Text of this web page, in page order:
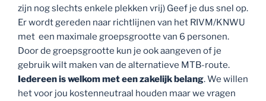
zijn nog slechts enkele plekken vrij) Geef je dus snel op.
Er wordt gereden naar richtlijnen van het RIVM/KNWU
met een maximale groepsgrootte van 6 personen.
Door de groepsgrootte kun je ook aangeven of je
gebruik wilt maken van de alternatieve MTB-route.
Iedereen is welkommet een zakelijk belang. We willen
het voor jou kostenneutraal houden maar we vragen